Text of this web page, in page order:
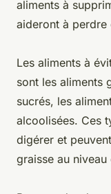
aliments à
aideront à perdre
Les aliments à
sont les aliments
sucrés, les
alcoolisées. Ces
digérer et
graisse au niveau